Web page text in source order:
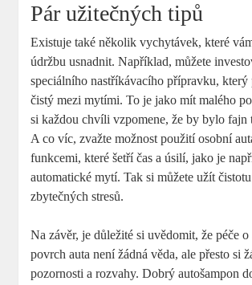
Pár užitečných tipů
Existuje také několik vychytávek, které
údržbu usnadnit. Například, můžete
speciálního nastříkávacího přípravku,
čistý mezi mytími. To je jako mít malého
si každou chvíli vzpomene, že by bylo fajn
A co víc, zvažte možnost použití osobní
funkcemi, které šetří čas a úsilí, jako je
automatické mytí. Tak si můžete užít
zbytečných stresů.
Na závěr, je důležité si uvědomit, že péče
povrch auta není žádná věda, ale přesto si
pozornosti a rozvahy. Dobrý autošampon